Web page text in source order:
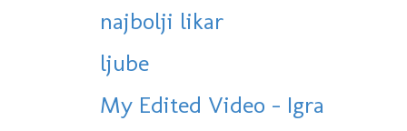
najbolji likar
ljube
My Edited Video - Igra